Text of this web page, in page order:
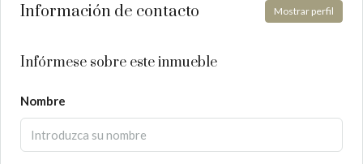
Información de contacto Mostrar perfil
Infórmese sobre este inmueble
Nombre